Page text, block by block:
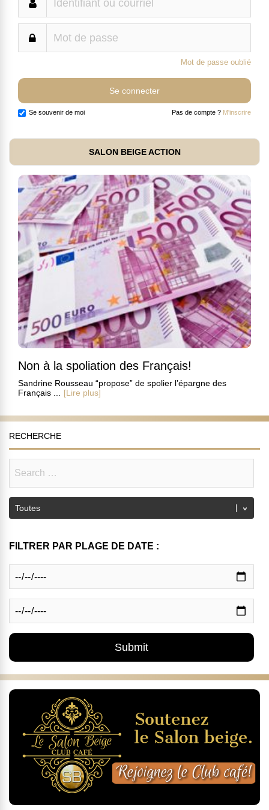
Mot de passe oublié
Se souvenir de moi Pas de compte ? M'inscrire
SALON BEIGE ACTION
Non à la spoliation des Français!
Sandrine Rousseau “propose” de spolier l’épargne des
Français ...
[Lire plus]
RECHERCHE
FILTRER PAR PLAGE DE DATE :